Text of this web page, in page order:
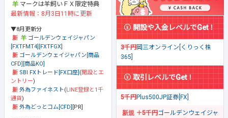
マークは羊飼いＦＸ限定特典
最新情報：8月3日11時に更新
▼8月更新分
ゴールデンウェイジャパン
[FXTFMT4][FXTFGX]
ゴールデンウェイジャパン[商品
CFD][商品KO]
SBI FXトレード[FX口座] (開設とエ
ントリー)
外為ファイネスト(LINE登録と1千
通貨)
外為どっとコム[CFD]
[PR]
開設や入金レベルでGet！
3千円岡三オンライン[くりっく株
365]
取引レベルでGet！
5千円Plus500JP証券[FX]
＋5千円ゴールデンウェイジャ